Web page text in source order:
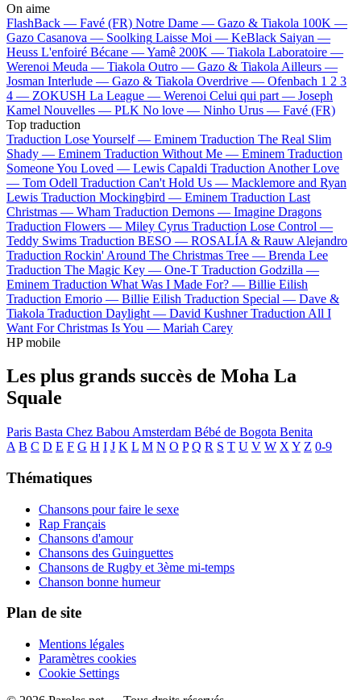
On aime
FlashBack — Favé (FR) Notre Dame — Gazo & Tiakola 100K —
Gazo Casanova — Soolking Laisse Moi — KeBlack Saiyan —
Heuss L'enfoiré Bécane —Yamê 200K — Tiakola Laboratoire —
Werenoi Meuda — Tiakola Outro — Gazo & Tiakola Ailleurs —
Josman Interlude — Gazo & Tiakola Overdrive — Ofenbach 1 2 3
4 — ZOKUSH La League — Werenoi Celui qui part — Joseph
Kamel Nouvelles — PLK No love — Ninho Urus — Favé (FR)
Top traduction
Traduction Lose Yourself — Eminem Traduction The Real Slim
Shady — Eminem Traduction Without Me — Eminem Traduction
Someone You Loved — Lewis Capaldi Traduction Another Love
— Tom Odell Traduction Can't Hold Us — Macklemore and Ryan
Lewis Traduction Mockingbird — Eminem Traduction Last
Christmas — Wham Traduction Demons — Imagine Dragons
Traduction Flowers — Miley Cyrus Traduction Lose Control —
Teddy Swims Traduction BESO — ROSALÍA & Rauw Alejandro
Traduction Rockin' Around The Christmas Tree — Brenda Lee
Traduction The Magic Key — One-T Traduction Godzilla —
Eminem Traduction What Was I Made For? — Billie Eilish
Traduction Emorio — Billie Eilish Traduction Special — Dave &
Tiakola Traduction Daylight — David Kushner Traduction All I
Want For Christmas Is You — Mariah Carey
HP mobile
Les plus grands succès de Moha La
Squale
Paris Basta Chez Babou Amsterdam Bébé de Bogota Benita
A B C D E F G H I J K L M N O P Q R S T U V W X Y Z 0-9
Thématiques
Chansons pour faire le sexe
Rap Français
Chansons d'amour
Chansons des Guinguettes
Chansons de Rugby et 3ème mi-temps
Chanson bonne humeur
Plan de site
Mentions légales
Paramètres cookies
Cookie Settings